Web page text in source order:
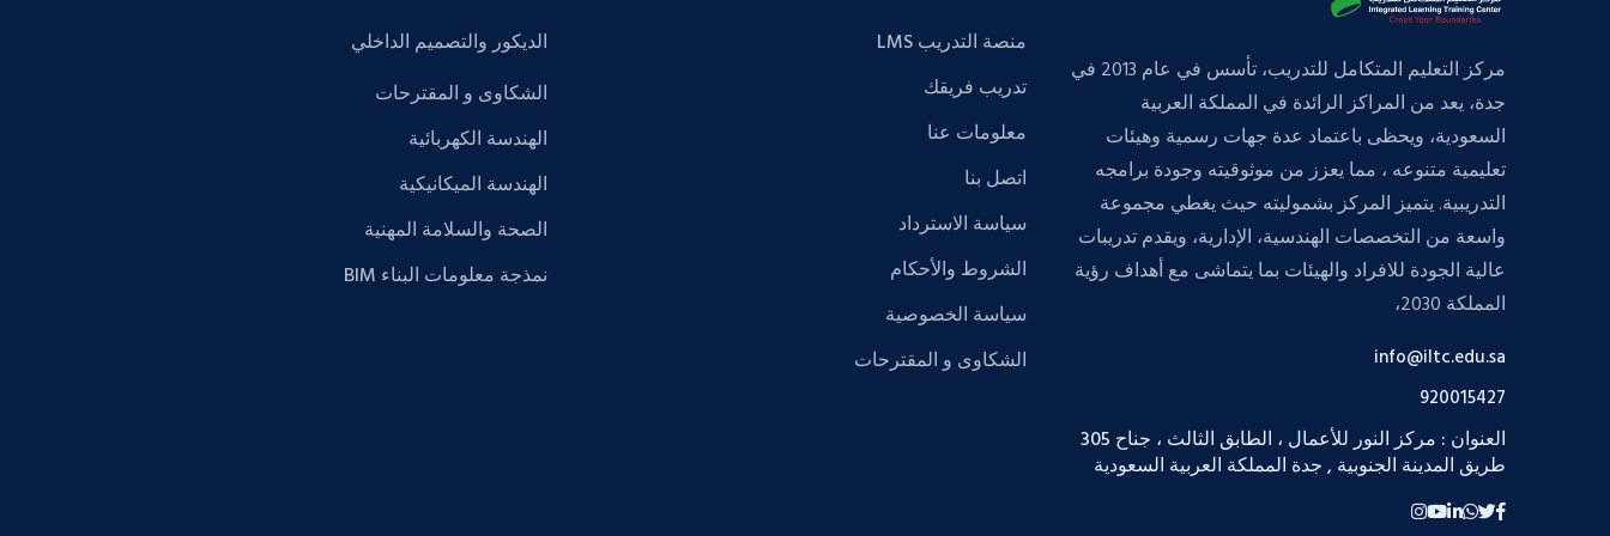
مركز التعليم المتكامل للتدريب، تأسس في عام 2013 في
جدة، يعد من المراكز الرائدة في المملكة العربية
السعودية، ويحظى باعتماد عدة جهات رسمية وهيئات
تعليمية متنوعه ، مما يعزز من موثوقيته وجودة برامجه
التدريبية. يتميز المركز بشموليته حيث يغطي مجموعة
واسعة من التخصصات الهندسية، الإدارية، ويقدم تدريبات
عالية الجودة للافراد والهيئات بما يتماشى مع أهداف رؤية
المملكة 2030،
info@iltc.edu.sa
920015427
العنوان : مركز النور للأعمال ، الطابق الثالث ، جناح 305
طريق المدينة الجنوبية , جدة المملكة العربية السعودية
منصة التدريب LMS
تدريب فريقك
معلومات عنا
اتصل بنا
سياسة الاسترداد
الشروط والأحكام
سياسة الخصوصية
الشكاوى و المقترحات
الديكور والتصميم الداخلي
الشكاوى و المقترحات
الهندسة الكهربائية
الهندسة الميكانيكية
الصحة والسلامة المهنية
نمذجة معلومات البناء BIM